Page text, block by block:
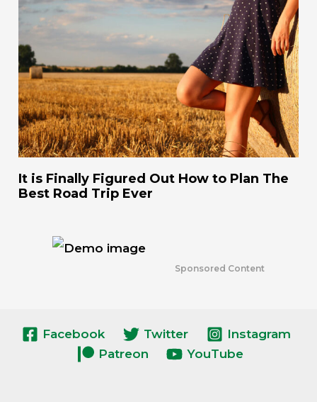
It is Finally Figured Out How to Plan The
Best Road Trip Ever
Sponsored Content
Facebook Twitter
Instagram
Patreon
YouTube